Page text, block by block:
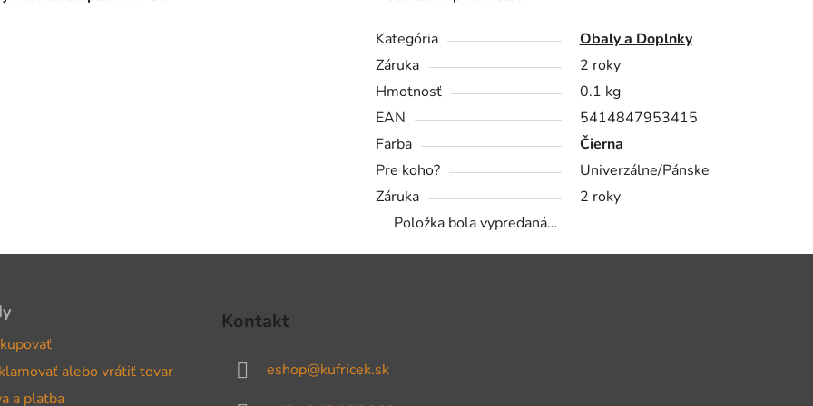
Kategória
Obaly a Doplnky
Záruka
2 roky
Hmotnosť
0.1 kg
EAN
5414847953415
Farba
Čierna
Pre koho?
Univerzálne/Pánske
Záruka
2 roky
Položka bola vypredaná…
alebo vrátiť tovar
a platba
Kontakt
eshop@kufricek.sk